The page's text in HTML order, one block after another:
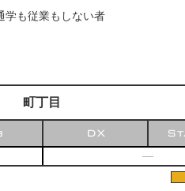
学も従業もしない者
町丁目
DX
―